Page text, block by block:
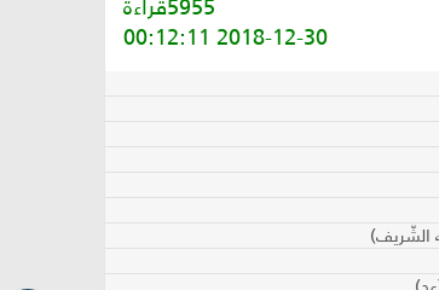
5955قراءة
2018-12-30 00:12:11
الشّريف)